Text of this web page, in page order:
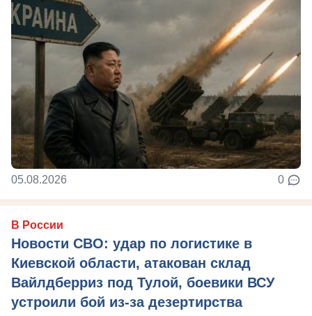
05.08.2026 0
В России
Новости СВО: удар по логистике в
Киевской области, атакован склад
Вайлдберриз под Тулой, боевики ВСУ
устроили бой из-за дезертирства